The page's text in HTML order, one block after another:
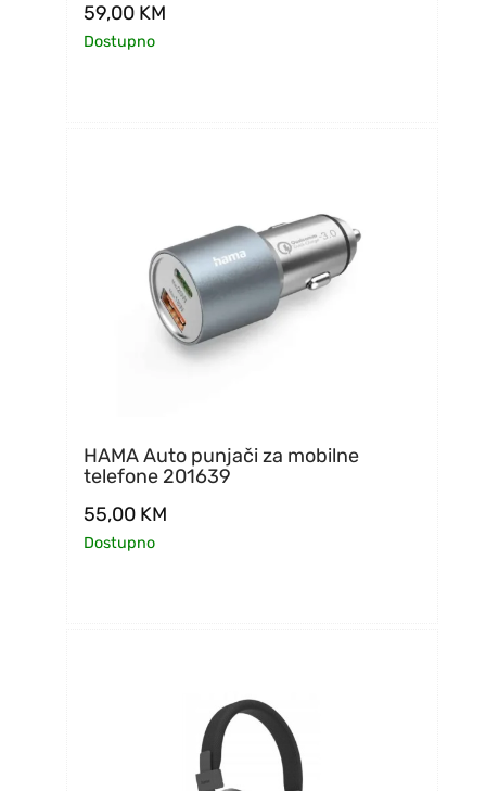
59,00 KM
Dostupno
HAMA Auto punjači za mobilne
telefone 201639
55,00 KM
Dostupno